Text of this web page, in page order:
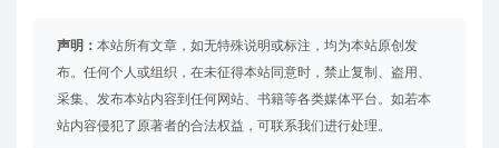
声明： 本站所有文章，如无特殊说明或标注，均为本站原创发
布。任何个人或组织，在未征得本站同意时，禁止复制、盗用、
采集、发布本站内容到任何网站、书籍等各类媒体平台。如若本
站内容侵犯了原著者的合法权益，可联系我们进行处理。